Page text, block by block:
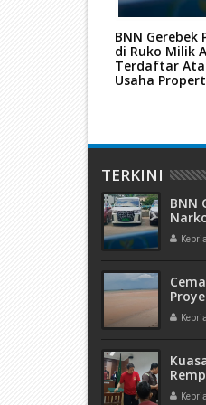
BNN Gerebek
di Ruko Milik
Terdaftar
Usaha
TERKINI
BNN
AHr,